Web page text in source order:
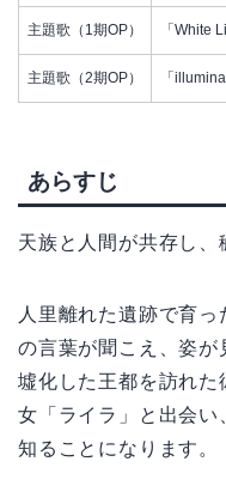
主題歌（1期OP） 「White
主題歌（2期OP） 「
あらすじ
天族と人間が共存し
人里離れた遺跡で育っ
の言葉が聞こえ、姿
墟化した王都を訪れ
女「ライラ」と出会い
知ることになります。